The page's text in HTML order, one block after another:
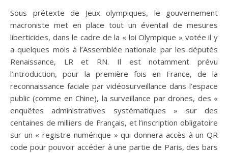
Sous prétexte de Jeux olympiques, le gouvernement
macroniste met en place tout un éventail de mesures
liberticides, dans le cadre de la « loi Olympique » votée il y
a quelques mois à l’Assemblée nationale par les députés
Renaissance, LR et RN. Il est notamment prévu
l’introduction, pour la première fois en France, de la
reconnaissance faciale par vidéosurveillance dans l’espace
public (comme en Chine), la surveillance par drones, des «
enquêtes administratives systématiques » sur des
centaines de milliers de Français, et l’inscription obligatoire
sur un « registre numérique » qui donnera accès à un QR
code pour pouvoir accéder à une partie de Paris, des bars